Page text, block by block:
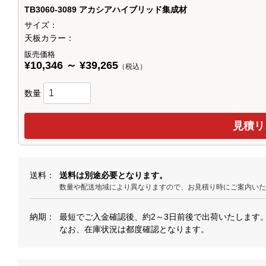
TB3060-3089 アカシアハイブリッド集成材
サイズ：
天板カラー：
販売価格
¥10,346 ～ ¥39,265 （税込）
数量
送料 送料は別途必要となります。
数量や配送地域により異なりますので、お見積り時にご案内いた
納期
最短でご入金確認後、約2～3日前後で出荷いたします。
なお、在庫状況は都度確認となります。